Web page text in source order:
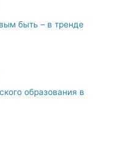
быть – в тренде
образования в